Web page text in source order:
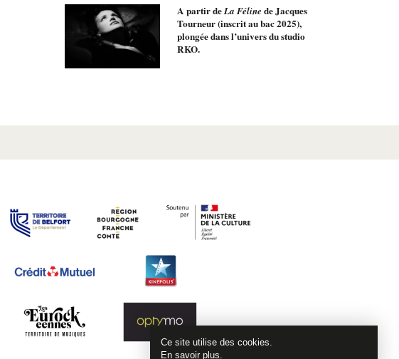
A partir deLa Félinede Jacques
Tourneur (inscrit au bac 2025),
plongée dans l’univers du studio
RKO.
Ce site utilise des cookies.
En savoir plus.